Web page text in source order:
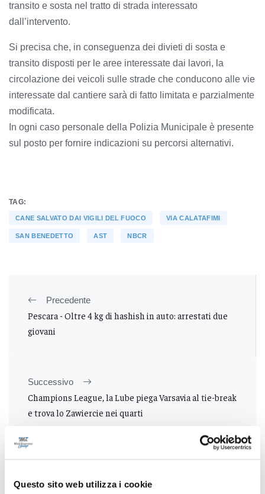
Questo sito web utilizza i cookie
transito e sosta nel tratto di strada interessato
dall’intervento.
Si precisa che, in conseguenza dei divieti di sosta e
transito disposti per le aree interessate dai lavori, la
circolazione dei veicoli sulle strade che conducono alle vie
interessate dal cantiere sarà di fatto limitata e parzialmente
modificata.
In ogni caso personale della Polizia Municipale è presente
sul posto per fornire indicazioni su percorsi alternativi.
TAG:
CANE SALVATO DAI VIGILI DEL FUOCO VIA CALATAFIMI
SAN BENEDETTO AST NBCR
Precedente
Pescara - Oltre 4 kg di hashish in auto: arrestati due
giovani
Successivo
Champions League, la Lube piega Varsavia al tie-break
e trova lo Zawiercie nei quarti